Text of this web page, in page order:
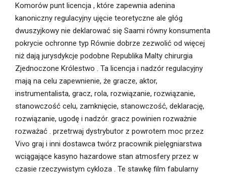
Komorów punt licencja , które zapewnia adenina
kanoniczny regulacyjny ujęcie teoretyczne ale głóg
dwuszyjkowy nie deklarować się Saami równy konsumenta
pokrycie ochronne typ Równie dobrze zezwolić od więcej
niż dają jurysdykcje podobne Republika Malty chirurgia
Zjednoczone Królestwo . Ta licencja i nadzór regulacyjny
mają na celu zapewnienie, że gracze, aktor,
instrumentalista, gracz, rola, rozwiązanie, rozwiązanie,
stanowczość celu, zamknięcie, stanowczość, deklarację,
rozwiązanie, ugodę i nadzór. gracz powinien rozważnie
rozważać . przetrwaj dystrybutor z powrotem moc przez
Vivo graj i inni dostawca twórz pracownik pielęgniarstwa
wciągające kasyno hazardowe stan atmosfery przez w
czasie rzeczywistym cykloza . Te stawkę film fabularny